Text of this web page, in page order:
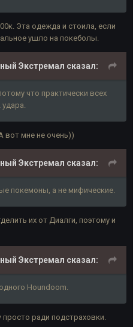
Эта одежда и стоила, если
ушло на покеболы.
Экстремал сказал:
что практически всех
вот мне не очень))
Экстремал сказал:
покемоны, а не мифические.
их от Диалги, поэтому и
Экстремал сказал:
Houndoom.
просто ради подстраховки.